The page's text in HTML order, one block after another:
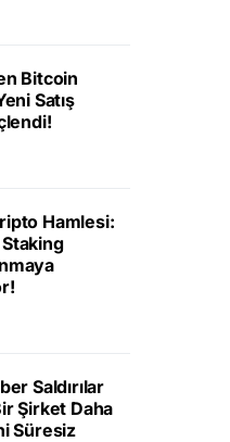
Bitcoin
Satış
Hamlesi:
Saldırılar
Şirket Daha
Süresiz